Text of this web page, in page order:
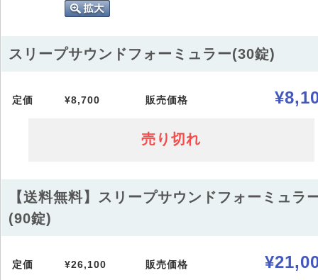
スリープサウンドフォーミュラー(30錠)
定価 ¥8,700 販売価格
売り切れ
【送料無料】スリープサウンドフォーミュラ
(90錠)
定価 ¥26,100 販売価格